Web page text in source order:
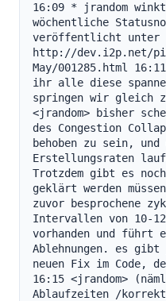
16:09 * jrandom
wöchentliche
veröffentlicht unter
http://dev.i2p.net/
May/001285.html
ihr alle diese
springen wir gleich
<jrandom> bisher
des Congestion
behoben zu sein,
Erstellungsraten
Trotzdem gibt es
geklärt werden
zuvor besprochene
Intervallen von 10-
vorhanden und führt
Ablehnungen. es
neuen Fix im Code,
16:15 <jrandom>
Ablaufzeiten /